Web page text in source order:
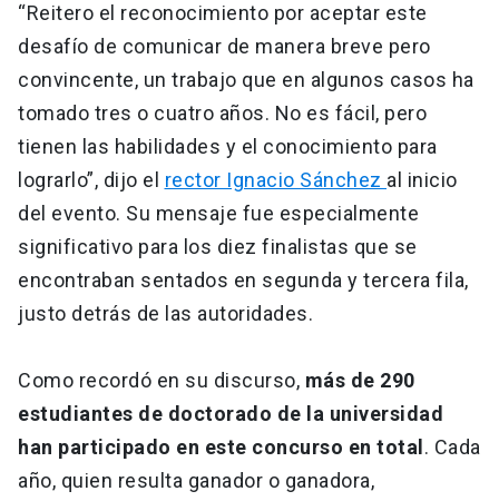
“Reitero el reconocimiento por aceptar este
desafío de comunicar de manera breve pero
convincente, un trabajo que en algunos casos ha
tomado tres o cuatro años. No es fácil, pero
tienen las habilidades y el conocimiento para
lograrlo”, dijo el rector Ignacio Sánchez al inicio
del evento. Su mensaje fue especialmente
significativo para los diez finalistas que se
encontraban sentados en segunda y tercera fila,
justo detrás de las autoridades.
Como recordó en su discurso, más de 290
estudiantes de doctorado de la universidad
han participado en este concurso en total . Cada
año, quien resulta ganador o ganadora,